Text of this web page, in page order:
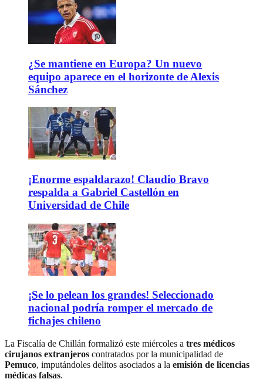
¿Se mantiene en Europa? Un nuevo
equipo aparece en el horizonte de Alexis
Sánchez
¡Enorme espaldarazo! Claudio Bravo
respalda a Gabriel Castellón en
Universidad de Chile
¡Se lo pelean los grandes! Seleccionado
nacional podría romper el mercado de
fichajes chileno
La Fiscalía de Chillán formalizó este miércoles a tres médicos
cirujanos extranjeros contratados por la municipalidad de
Pemuco, imputándoles delitos asociados a la emisión de licencias
médicas falsas.